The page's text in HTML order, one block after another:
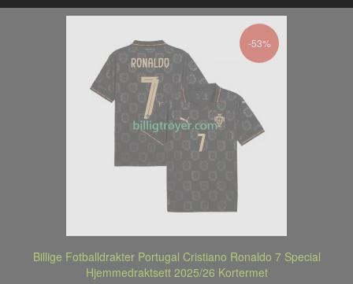
-53%
Billige Fotballdrakter Portugal Cristiano Ronaldo 7 Special
Hjemmedraktsett 2025/26 Kortermet